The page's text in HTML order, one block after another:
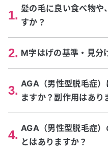
1. 髪の毛に良い食べ物や
すか？
2. M字はげの基準・見分
3. AGA（男性型脱毛症
ますか？副作用はあり
4. AGA（男性型脱毛症
とはありますか？